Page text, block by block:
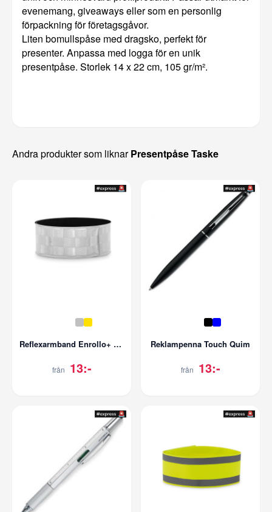
evenemang, giveaways eller som en personlig
förpackning för företagsgåvor.
Liten bomullspåse med dragsko, perfekt för
presenter. Anpassa med logga för en unik
presentpåse. Storlek 14 x 22 cm, 105 gr/m².
Andra produkter som liknarPresentpåse Taske
Reflexarmband Enrollo+ Slapwrap
från 13:-
Reklampenna Touch Quim
från 13:-